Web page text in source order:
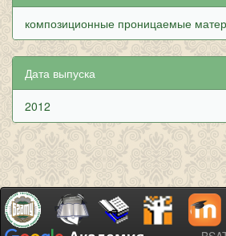
композиционные проницаемые
Дата выпуска
2012